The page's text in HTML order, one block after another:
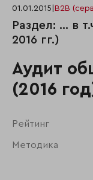
01.01.2015 B2B
Раздел: ... в
2016 гг.)
Аудит
(2016
Рейтинг
Методика